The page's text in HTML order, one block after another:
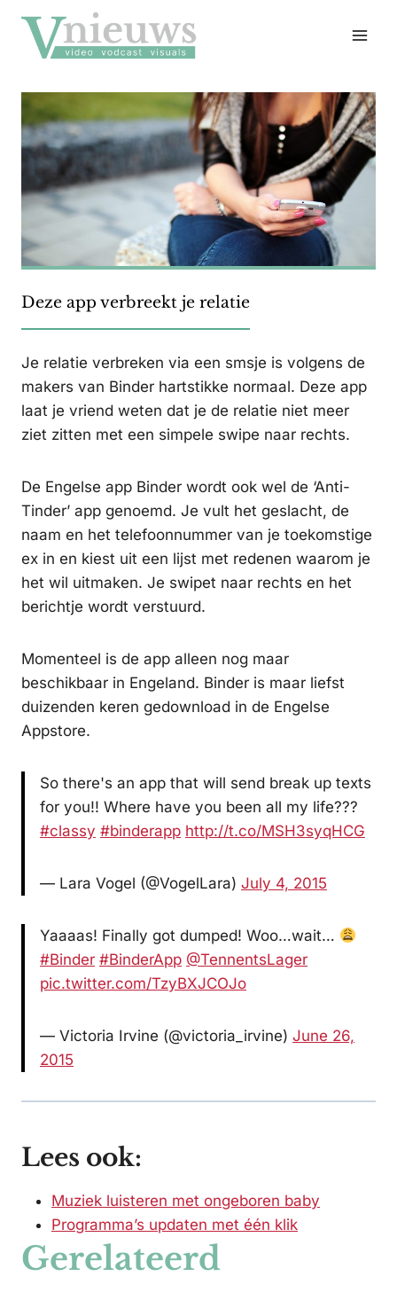
naar
inhoud
Deze app verbreekt je relatie
Je relatie verbreken via een smsje is volgens de
makers van Binder hartstikke normaal. Deze app
laat je vriend weten dat je de relatie niet meer
ziet zitten met een simpele swipe naar rechts.
De Engelse app Binder wordt ook wel de ‘Anti-
Tinder’ app genoemd. Je vult het geslacht, de
naam en het telefoonnummer van je toekomstige
ex in en kiest uit een lijst met redenen waarom je
het wil uitmaken. Je swipet naar rechts en het
berichtje wordt verstuurd.
Momenteel is de app alleen nog maar
beschikbaar in Engeland. Binder is maar liefst
duizenden keren gedownload in de Engelse
Appstore.
So there's an app that will send break up texts
for you!! Where have you been all my life???
#classy #binderapp http://t.co/MSH3syqHCG
— Lara Vogel (@VogelLara) July 4, 2015
Yaaaas! Finally got dumped! Woo…wait…
#Binder #BinderApp @TennentsLager
pic.twitter.com/TzyBXJCOJo
— Victoria Irvine (@victoria_irvine) June 26,
2015
Lees ook:
Muziek luisteren met ongeboren baby
Programma’s updaten met één klik
Gerelateerd